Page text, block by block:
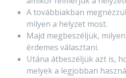
A továbbiakban
milyen a helyzet most.
Majd megbeszéljük,
érdemes választani.
Utána átbeszéljük azt is,
melyek a legjobban